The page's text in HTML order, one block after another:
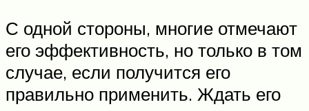
С одной стороны, многие отмечают
его эффективность, но только в том
случае, если получится его
правильно применить. Ждать его